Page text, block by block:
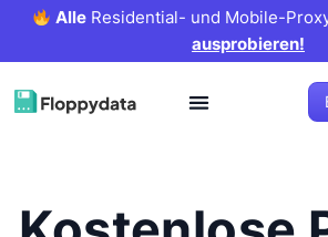
Alle Residential- und Mobile-
ausprobieren!